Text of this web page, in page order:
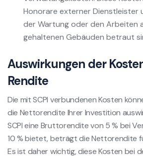
Honorare externer Dienstleister
der Wartung oder den Arbeiten
gehaltenen Gebäuden betraut
Auswirkungen der
Rendite
Die mit SCPI verbundenen Kosten
die Nettorendite Ihrer Investition
SCPI eine Bruttorendite von 5 % bei
10 % bietet, beträgt die Nettorendite
Es ist daher wichtig, diese Kosten bei